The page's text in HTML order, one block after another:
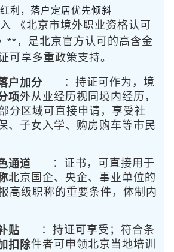
利，落户定居优先倾斜
《北京市境外职业资格认可
**，是北京官方认可的高含金
可享多重政策支持。
户加分 ：持证可作为
项
，境
外从业经历视同境内经历，
分区域可直接申请 ，享受社
、子女入学、购房购车等市民
通道 ：证书 ，可直接用于
北京国企、央企、事业单位的
高级职称的重要条件，体制内
贴 ：持证可享受
扣除
；符合条
件者可申领北京当地培训